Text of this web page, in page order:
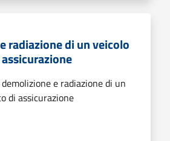
radiazione di un veicolo
e radiazione di un
di assicurazione